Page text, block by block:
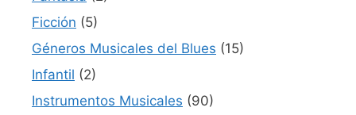
Ficción (5)
Géneros Musicales del Blues (15)
Infantil (2)
Instrumentos Musicales (90)